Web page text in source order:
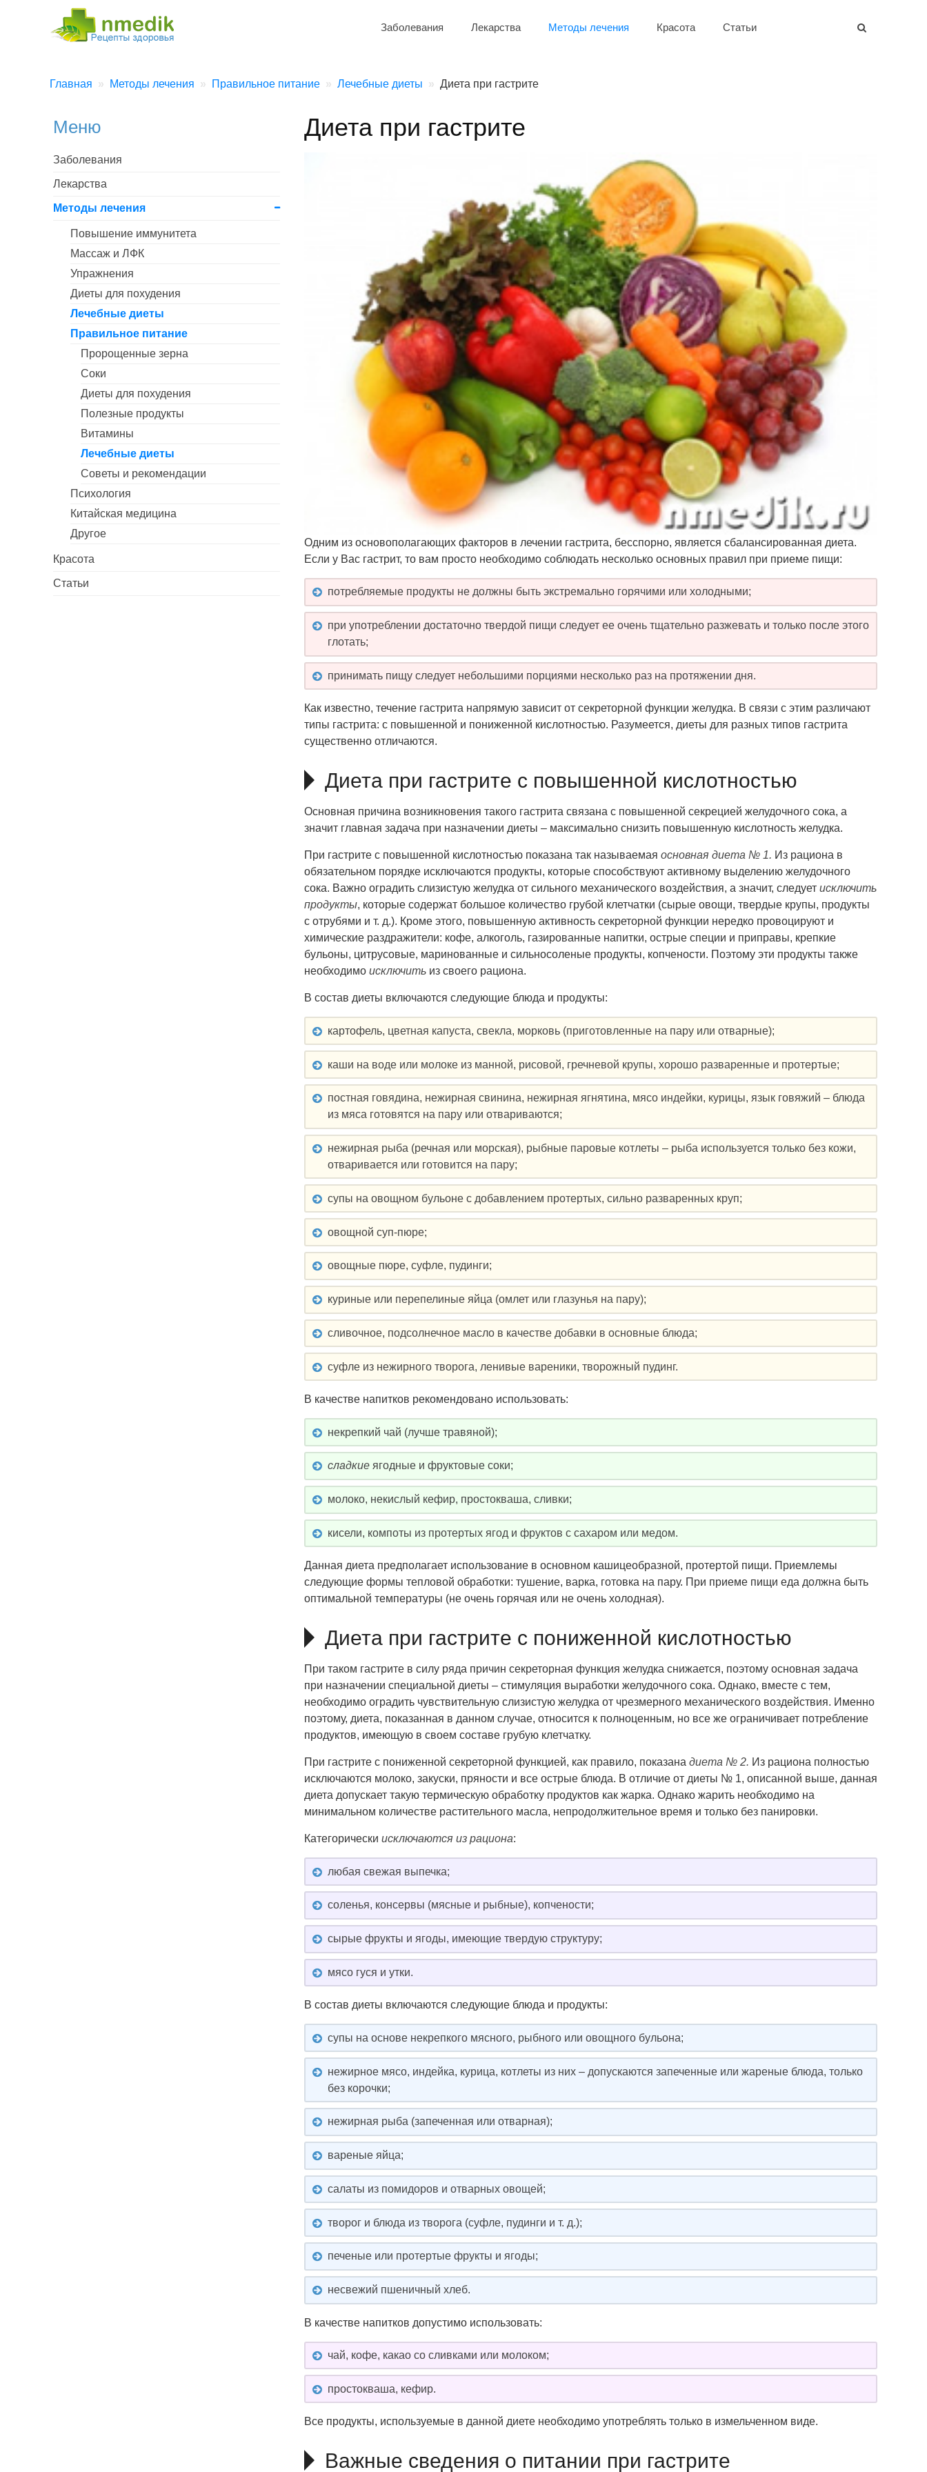
Заболевания Лекарства Методы лечения Красота Статьи
Главная Методы лечения Правильное питание Лечебные диеты Диета при гастрите
Диета при гастрите
Одним из основополагающих факторов в лечении гастрита, бесспорно, является сбалансированная диета.
Если у Вас гастрит, то вам просто необходимо соблюдать несколько основных правил при приеме пищи:
потребляемые продукты не должны быть экстремально горячими или холодными;
при употреблении достаточно твердой пищи следует ее очень тщательно разжевать и только после этого
глотать;
принимать пищу следует небольшими порциями несколько раз на протяжении дня.
Как известно, течение гастрита напрямую зависит от секреторной функции желудка. В связи с этим различают
типы гастрита: с повышенной и пониженной кислотностью. Разумеется, диеты для разных типов гастрита
существенно отличаются.
Диета при гастрите с повышенной кислотностью
Основная причина возникновения такого гастрита связана с повышенной секрецией желудочного сока, а
значит главная задача при назначении диеты – максимально снизить повышенную кислотность желудка.
При гастрите с повышенной кислотностью показана так называемая основная диета № 1. Из рациона в
обязательном порядке исключаются продукты, которые способствуют активному выделению желудочного
сока. Важно оградить слизистую желудка от сильного механического воздействия, а значит, следует исключить
продукты, которые содержат большое количество грубой клетчатки (сырые овощи, твердые крупы, продукты
с отрубями и т. д.). Кроме этого, повышенную активность секреторной функции нередко провоцируют и
химические раздражители: кофе, алкоголь, газированные напитки, острые специи и приправы, крепкие
бульоны, цитрусовые, маринованные и сильносоленые продукты, копчености. Поэтому эти продукты также
необходимо исключить из своего рациона.
В состав диеты включаются следующие блюда и продукты:
картофель, цветная капуста, свекла, морковь (приготовленные на пару или отварные);
каши на воде или молоке из манной, рисовой, гречневой крупы, хорошо разваренные и протертые;
постная говядина, нежирная свинина, нежирная ягнятина, мясо индейки, курицы, язык говяжий – блюда
из мяса готовятся на пару или отвариваются;
нежирная рыба (речная или морская), рыбные паровые котлеты – рыба используется только без кожи,
отваривается или готовится на пару;
супы на овощном бульоне с добавлением протертых, сильно разваренных круп;
овощной суп-пюре;
овощные пюре, суфле, пудинги;
куриные или перепелиные яйца (омлет или глазунья на пару);
сливочное, подсолнечное масло в качестве добавки в основные блюда;
суфле из нежирного творога, ленивые вареники, творожный пудинг.
В качестве напитков рекомендовано использовать:
некрепкий чай (лучше травяной);
сладкие ягодные и фруктовые соки;
молоко, некислый кефир, простокваша, сливки;
кисели, компоты из протертых ягод и фруктов с сахаром или медом.
Данная диета предполагает использование в основном кашицеобразной, протертой пищи. Приемлемы
следующие формы тепловой обработки: тушение, варка, готовка на пару. При приеме пищи еда должна быть
оптимальной температуры (не очень горячая или не очень холодная).
Диета при гастрите с пониженной кислотностью
При таком гастрите в силу ряда причин секреторная функция желудка снижается, поэтому основная задача
при назначении специальной диеты – стимуляция выработки желудочного сока. Однако, вместе с тем,
необходимо оградить чувствительную слизистую желудка от чрезмерного механического воздействия. Именно
поэтому, диета, показанная в данном случае, относится к полноценным, но все же ограничивает потребление
продуктов, имеющую в своем составе грубую клетчатку.
При гастрите с пониженной секреторной функцией, как правило, показана диета № 2. Из рациона полностью
исключаются молоко, закуски, пряности и все острые блюда. В отличие от диеты № 1, описанной выше, данная
диета допускает такую термическую обработку продуктов как жарка. Однако жарить необходимо на
минимальном количестве растительного масла, непродолжительное время и только без панировки.
Категорически исключаются из рациона:
любая свежая выпечка;
соленья, консервы (мясные и рыбные), копчености;
сырые фрукты и ягоды, имеющие твердую структуру;
мясо гуся и утки.
В состав диеты включаются следующие блюда и продукты:
супы на основе некрепкого мясного, рыбного или овощного бульона;
нежирное мясо, индейка, курица, котлеты из них – допускаются запеченные или жареные блюда, только
без корочки;
нежирная рыба (запеченная или отварная);
вареные яйца;
салаты из помидоров и отварных овощей;
творог и блюда из творога (суфле, пудинги и т. д.);
печеные или протертые фрукты и ягоды;
несвежий пшеничный хлеб.
В качестве напитков допустимо использовать:
чай, кофе, какао со сливками или молоком;
простокваша, кефир.
Все продукты, используемые в данной диете необходимо употреблять только в измельченном виде.
Важные сведения о питании при гастрите
Меню
Заболевания
Лекарства
Методы лечения
Повышение иммунитета
Массаж и ЛФК
Упражнения
Диеты для похудения
Лечебные диеты
Правильное питание
Пророщенные зерна
Соки
Диеты для похудения
Полезные продукты
Витамины
Лечебные диеты
Советы и рекомендации
Психология
Китайская медицина
Другое
Красота
Статьи